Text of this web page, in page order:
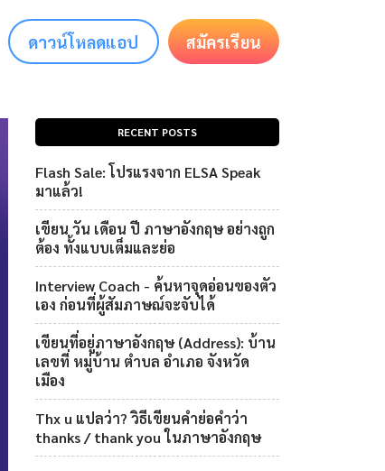
ดาวน์โหลดแอป สมัครเรียน
RECENT POSTS
Flash Sale: โปรแรงจาก ELSA Speak
มาแล้ว!
เขียน วัน เดือน ปี ภาษาอังกฤษ อย่างถูก
ต้อง ทั้งแบบเต็มและย่อ
Interview Coach - ค้นหาจุดอ่อนของตัว
เอง ก่อนที่ผู้สัมภาษณ์จะจับได้
เขียนที่อยู่ภาษาอังกฤษ (Address): บ้าน
เลขที่ หมู่บ้าน ตำบล อำเภอ จังหวัด
เมือง
Thx u แปลว่า? วิธีเขียนคำย่อคำว่า
thanks / thank you ในภาษาอังกฤษ